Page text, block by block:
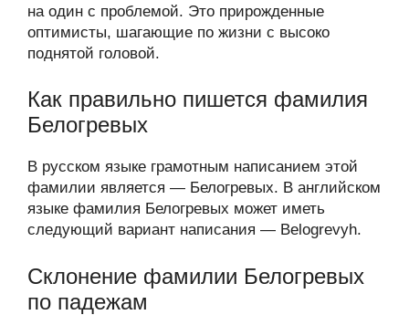
на один с проблемой. Это прирожденные
оптимисты, шагающие по жизни с высоко
поднятой головой.
Как правильно пишется фамилия
Белогревых
В русском языке грамотным написанием этой
фамилии является — Белогревых. В английском
языке фамилия Белогревых может иметь
следующий вариант написания — Belogrevyh.
Склонение фамилии Белогревых
по падежам